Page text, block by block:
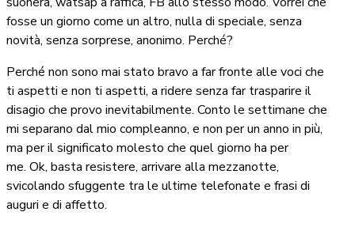
fosse un giorno come un altro, nulla di speciale, senza
novità, senza sorprese, anonimo. Perché?
Perché non sono mai stato bravo a far fronte alle voci che
ti aspetti e non ti aspetti, a ridere senza far trasparire il
disagio che provo inevitabilmente. Conto le settimane che
mi separano dal mio compleanno, e non per un anno in più,
ma per il significato molesto che quel giorno ha per
me. Ok, basta resistere, arrivare alla mezzanotte,
svicolando sfuggente tra le ultime telefonate e frasi di
auguri e di affetto.